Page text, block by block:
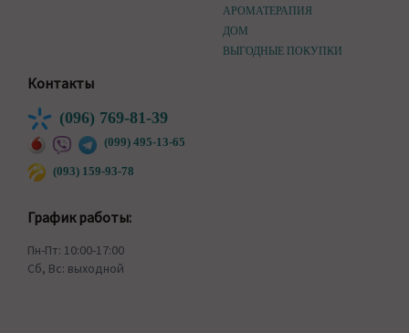
АРОМАТЕРАПИЯ
ДОМ
ВЫГОДНЫЕ ПОКУПКИ
Контакты
(096) 769-81-39
(099) 495-13-65
(093) 159-93-78
График работы:
Пн-Пт: 10:00-17:00
Сб, Вс: выходной